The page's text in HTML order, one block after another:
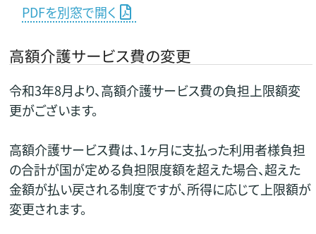
PDFを別窓で開く
高額介護サービス費の変更
令和3年8月より、高額介護サービス費の負担上限額変
更がございます。
高額介護サービス費は、1ヶ月に支払った利用者様負担
の合計が国が定める負担限度額を超えた場合、超えた
金額が払い戻される制度ですが、所得に応じて上限額が
変更されます。